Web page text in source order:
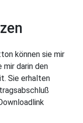
können sie mir
mir darin den
Sie erhalten